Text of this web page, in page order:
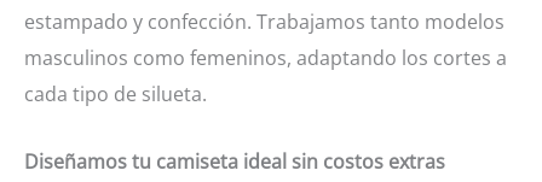
estampado y confección. Trabajamos tanto modelos
masculinos como femeninos, adaptando los cortes a
cada tipo de silueta.
Diseñamos tu camiseta ideal sin costos extras